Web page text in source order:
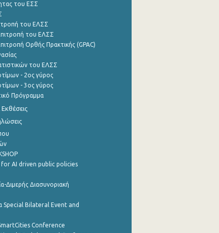
του ΕΣΣ
του ΕΛΣΣ
του ΕΛΣΣ
Ορθής Πρακτικής (GPAC)
του ΕΛΣΣ
- 2ος γύρος
- 3ος γύρος
Πρόγραμμα
AI driven public policies
Διμερής Διασυνοριακή
Special Bilateral Event and
Conference